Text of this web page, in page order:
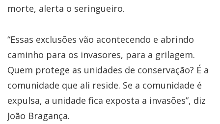
morte, alerta o seringueiro.
“Essas exclusões vão acontecendo e abrindo
caminho para os invasores, para a grilagem.
Quem protege as unidades de conservação? É a
comunidade que ali reside. Se a comunidade é
expulsa, a unidade fica exposta a invasões”, diz
João Bragança.